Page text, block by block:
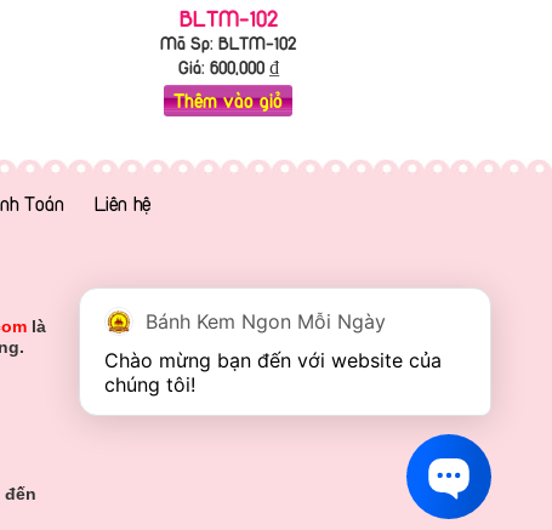
BLTM-102
Mã Sp: BLTM-102
Giá: 600,000₫
Thêm vào giỏ
Toán
Liên hệ
là
đến
Bánh Kem Ngon Mỗi Ngày
Chào mừng bạn đến với website của
chúng tôi!